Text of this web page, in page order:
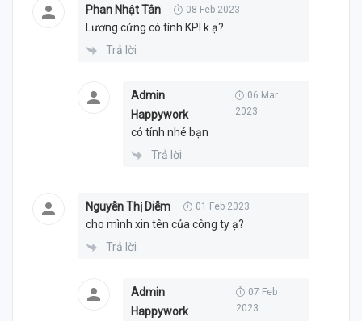
Phan Nhật Tân 08 Feb 2023
Lương cứng có tính KPI k ạ?
Trả lời
Admin
Happywork
06 Mar
2023
có tính nhé bạn
Trả lời
Nguyễn Thị Diễm 01 Feb 2023
cho mình xin tên của công ty ạ?
Trả lời
Admin
Happywork
07 Feb
2023